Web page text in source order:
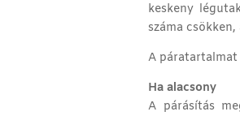
keskeny
száma
A
Ha alacsony
A párásítás